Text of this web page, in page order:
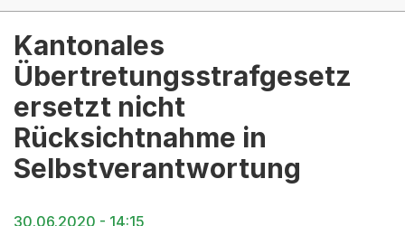
Kantonales
Übertretungsstrafgesetz
ersetzt nicht
Rücksichtnahme in
Selbstverantwortung
30.06.2020 - 14:15